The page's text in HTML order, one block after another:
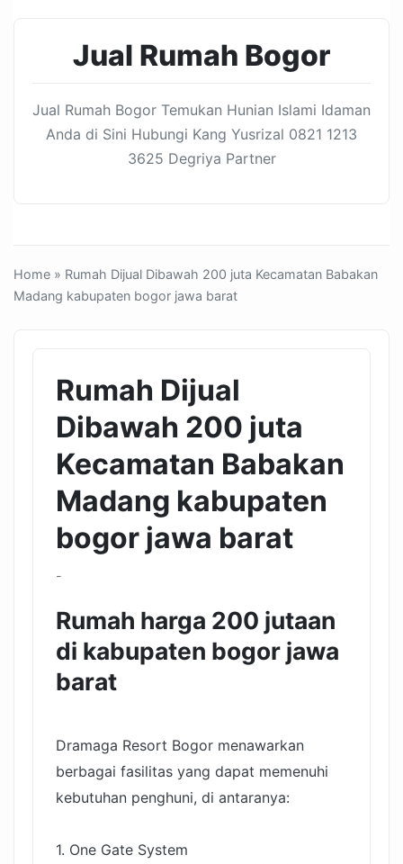
Jual Rumah Bogor
Jual Rumah Bogor Temukan Hunian Islami Idaman
Anda di Sini Hubungi Kang Yusrizal 0821 1213
3625 Degriya Partner
Home » Rumah Dijual Dibawah 200 juta Kecamatan Babakan
Madang kabupaten bogor jawa barat
Rumah Dijual
Dibawah 200 juta
Kecamatan Babakan
Madang kabupaten
bogor jawa barat
-
Rumah harga 200 jutaan
di kabupaten bogor jawa
barat
Dramaga Resort Bogor menawarkan
berbagai fasilitas yang dapat memenuhi
kebutuhan penghuni, di antaranya:
1. One Gate System